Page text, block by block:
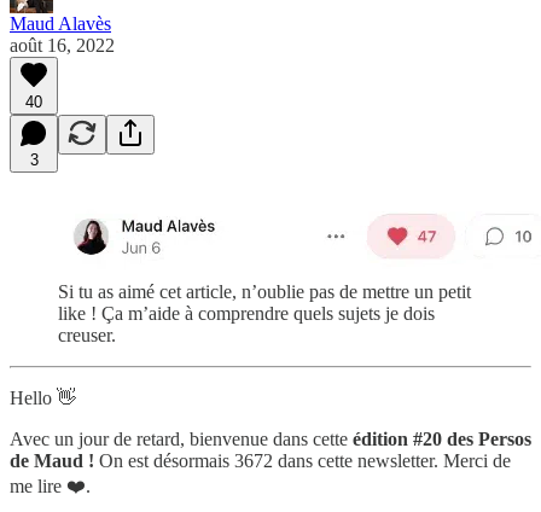
Maud Alavès
août 16, 2022
40
3
Si tu as aimé cet article, n’oublie pas de mettre un petit
like ! Ça m’aide à comprendre quels sujets je dois
creuser.
Hello 👋
Avec un jour de retard, bienvenue dans cette édition #20 des Persos
de Maud ! On est désormais 3672 dans cette newsletter. Merci de
me lire ❤️.